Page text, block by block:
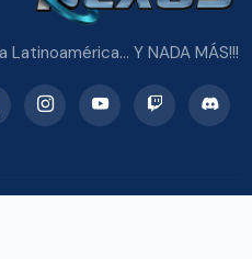
Y NADA MÁS!!!